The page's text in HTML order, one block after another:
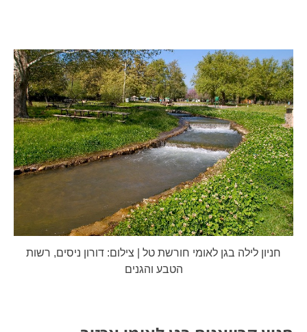
חניון לילה בגן לאומי חורשת טל | צילום: דורון ניסים, רשות
הטבע והגנים